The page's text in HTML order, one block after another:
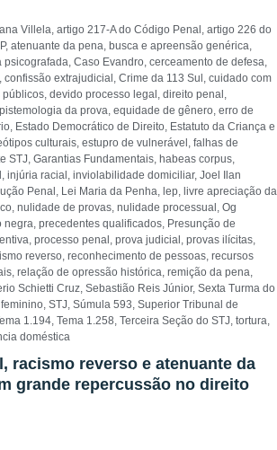
Villela, artigo 217-A do Código Penal , artigo 226 do
, atenuante da pena, busca e apreensão genérica,
psicografada, Caso Evandro, cerceamento de defesa,
, confissão extrajudicial , Crime da 113 Sul , cuidado com
públicos, devido processo legal , direito penal ,
da prova, equidade de gênero, erro de
, Estado Democrático de Direito, Estatuto da Criança e
culturais, estupro de vulnerável , falhas de
STJ, Garantias Fundamentais, habeas corpus,
, injúria racial , inviolabilidade domiciliar, Joel Ilan
Penal , Lei Maria da Penha, lep, livre apreciação da
, nulidade de provas, nulidade processual , Og
negra, precedentes qualificados, Presunção de
, processo penal , prova judicial , provas ilícitas,
reverso, reconhecimento de pessoas, recursos
, relação de opressão histórica, remição da pena,
Schietti Cruz, Sebastião Reis Júnior, Sexta Turma do
, STJ, Súmula 593, Superior Tribunal de
1.194, Tema 1.258, Terceira Seção do STJ, tortura,
doméstica
racismo reverso e atenuante da
grande repercussão no direito